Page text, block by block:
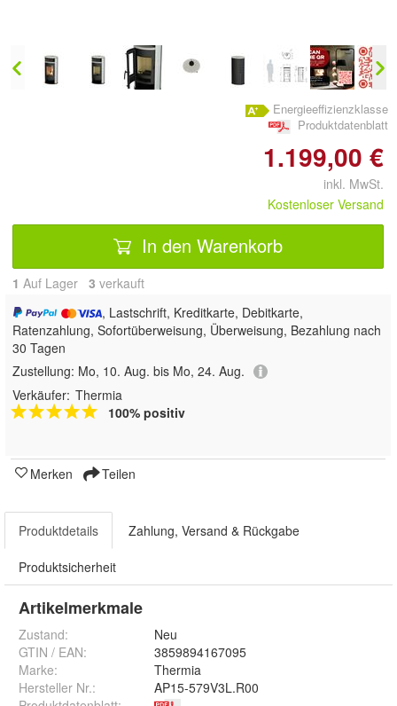
Energieeffizienzklasse
Produktdatenblatt
1.199,00 €
inkl. MwSt.
Kostenloser Versand
In den Warenkorb
1 Auf Lager 3 verkauft
, Lastschrift, Kreditkarte, Debitkarte,
Ratenzahlung, Sofortüberweisung, Überweisung, Bezahlung nach
30 Tagen
Zustellung: Mo, 10. Aug. bis Mo, 24. Aug.
Verkäufer: Thermia
100% positiv
Merken Teilen
Produktdetails Zahlung, Versand & Rückgabe
Produktsicherheit
Artikelmerkmale
Zustand:
Neu
GTIN / EAN:
3859894167095
Marke:
Thermia
Hersteller Nr.:
AP15-579V3L.R00